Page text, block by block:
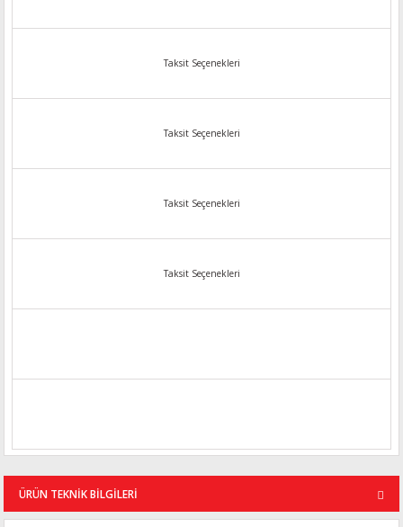
Taksit Seçenekleri
Taksit Seçenekleri
Taksit Seçenekleri
Taksit Seçenekleri
ÜRÜN TEKNİK BİLGİLERİ